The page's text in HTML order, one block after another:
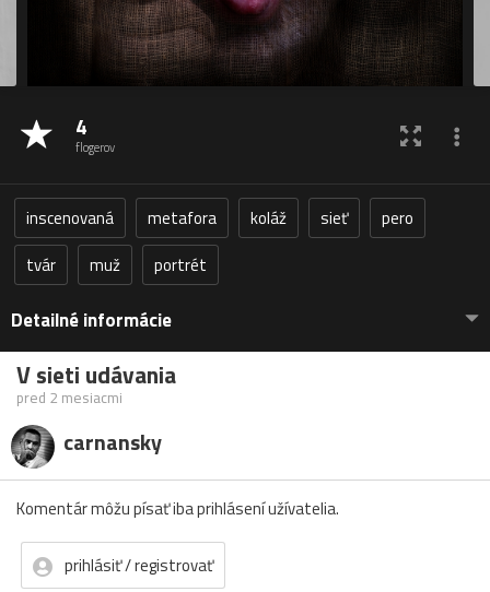
4
flogerov
inscenovaná metafora koláž sieť
pero
tvár
muž portrét
Detailné informácie
V sieti udávania
pred 2 mesiacmi
carnansky
Komentár môžu písať iba prihlásení užívatelia.
prihlásiť / registrovať